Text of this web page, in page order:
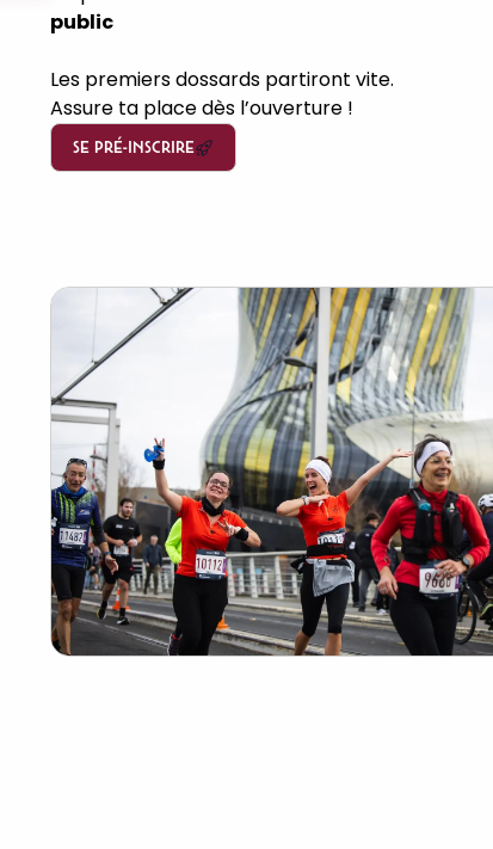
public
Les premiers dossards partiront vite.
Assure ta place dès l’ouverture !
SE PRÉ-INSCRIRE